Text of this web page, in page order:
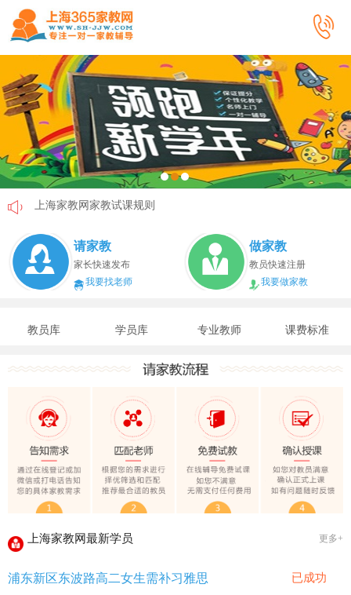
上海家教网家教试课规则
上海家教网免责声明
教员首次给家长打电话注意事项
上海家教网教员首次上门试教注意事项
上海家教网女生家教安全必读！
上海家教网大学生做家教安全须知！
上海家教网家教试课规则 2020-1-18
上海家教网免责声明 2016-11-15
教员首次给家长打电话注意事项 2016-11-15
上海家教网教员首次上门试教注意事项 2016-11-15
上海家教网注册协议 2016-11-15
上海家教网大学生做家教安全须知！
请家教
家长快速发布
我要找老师
做家教
教员快速注册
我要做家教
教员库 学员库 专业教师 课费标准
上海家教网最新学员 更多+
浦东新区东波路高二女生需补习雅思 已成功